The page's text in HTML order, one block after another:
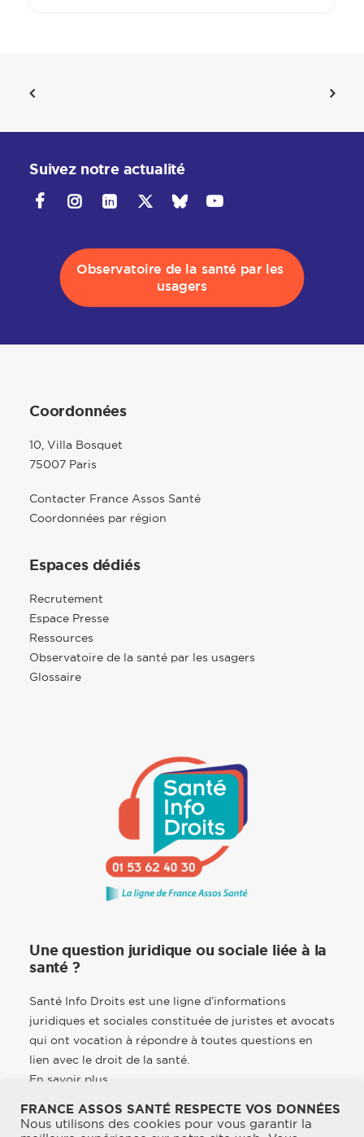
Suivez notre actualité
Observatoire de la santé par les
usagers
Coordonnées
10, Villa Bosquet
75007 Paris
Contacter France Assos Santé
Coordonnées par région
Espaces dédiés
Recrutement
Espace Presse
Ressources
Observatoire de la santé par les usagers
Glossaire
Une question juridique ou sociale liée à la
santé ?
Santé Info Droits est une ligne d’informations
juridiques et sociales constituée de juristes et avocats
qui ont vocation à répondre à toutes questions en
lien avec le droit de la santé.
En savoir plus
FRANCE ASSOS SANTÉ RESPECTE VOS DONNÉES
Nous utilisons des cookies pour vous garantir la